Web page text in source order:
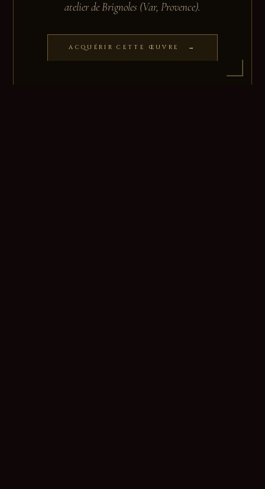
atelier de Brignoles (Var, Provence).
ACQUÉRIR CETTE ŒUVRE →